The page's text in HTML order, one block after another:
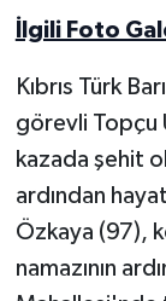
İlgili Foto
Kıbrıs Türk
görevli Topçu
kazada şehit
ardından
Özkaya (97),
namazının